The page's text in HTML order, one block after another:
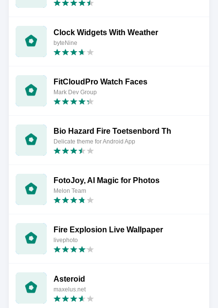
Clock Widgets With Weather
byteNine
FitCloudPro Watch Faces
Mark Dev Group
Bio Hazard Fire Toetsenbord Th
Delicate theme for Android App
FotoJoy, AI Magic for Photos
Melon Team
Fire Explosion Live Wallpaper
livephoto
Asteroid
maxelus.net